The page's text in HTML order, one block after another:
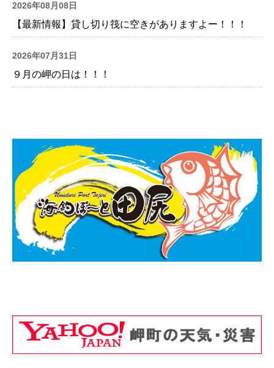
2026年08月08日
【最新情報】貸し切り筏に空きがありますよー！！！
2026年07月31日
９月の岬の日は！！！